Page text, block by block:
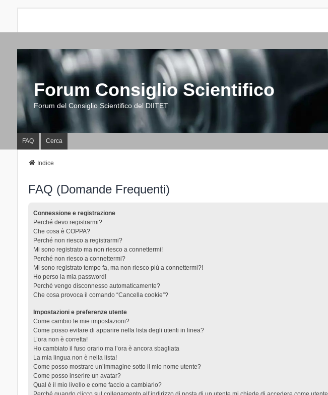
Forum Consiglio Scientifico
Forum del Consiglio Scientifico del DIITET
FAQ Cerca
Indice
FAQ (Domande Frequenti)
Connessione e registrazione
Perché devo registrarmi?
Che cosa è COPPA?
Perché non riesco a registrarmi?
Mi sono registrato ma non riesco a connettermi!
Perché non riesco a connettermi?
Mi sono registrato tempo fa, ma non riesco più a connettermi?!
Ho perso la mia password!
Perché vengo disconnesso automaticamente?
Che cosa provoca il comando “Cancella cookie”?
Impostazioni e preferenze utente
Come cambio le mie impostazioni?
Come posso evitare di apparire nella lista degli utenti in linea?
L’ora non è corretta!
Ho cambiato il fuso orario ma l’ora è ancora sbagliata
La mia lingua non è nella lista!
Come posso mostrare un’immagine sotto il mio nome utente?
Come posso inserire un avatar?
Qual è il mio livello e come faccio a cambiarlo?